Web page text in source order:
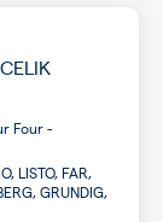
Four -
LISTO, FAR,
GRUNDIG,